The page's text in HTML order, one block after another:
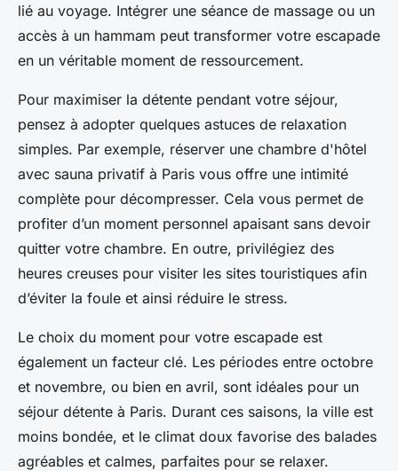
lié au voyage. Intégrer une séance de massage ou un
accès à un hammam peut transformer votre escapade
en un véritable moment de ressourcement.
Pour maximiser la détente pendant votre séjour,
pensez à adopter quelques astuces de relaxation
simples. Par exemple, réserver une chambre d'hôtel
avec sauna privatif à Paris vous offre une intimité
complète pour décompresser. Cela vous permet de
profiter d’un moment personnel apaisant sans devoir
quitter votre chambre. En outre, privilégiez des
heures creuses pour visiter les sites touristiques afin
d’éviter la foule et ainsi réduire le stress.
Le choix du moment pour votre escapade est
également un facteur clé. Les périodes entre octobre
et novembre, ou bien en avril, sont idéales pour un
séjour détente à Paris. Durant ces saisons, la ville est
moins bondée, et le climat doux favorise des balades
agréables et calmes, parfaites pour se relaxer.